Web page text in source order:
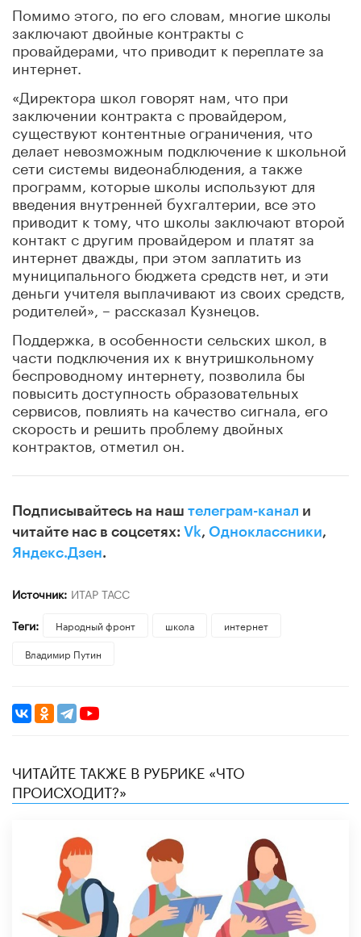
Помимо этого, по его словам, многие школы
заключают двойные контракты с
провайдерами, что приводит к переплате за
интернет.
«Директора школ говорят нам, что при
заключении контракта с провайдером,
существуют контентные ограничения, что
делает невозможным подключение к школьной
сети системы видеонаблюдения, а также
программ, которые школы используют для
введения внутренней бухгалтерии, все это
приводит к тому, что школы заключают второй
контакт с другим провайдером и платят за
интернет дважды, при этом заплатить из
муниципального бюджета средств нет, и эти
деньги учителя выплачивают из своих средств,
родителей», – рассказал Кузнецов.
Поддержка, в особенности сельских школ, в
части подключения их к внутришкольному
беспроводному интернету, позволила бы
повысить доступность образовательных
сервисов, повлиять на качество сигнала, его
скорость и решить проблему двойных
контрактов, отметил он.
Подписывайтесь на наш телеграм-канал и
читайте нас в соцсетях: Vk, Одноклассники,
Яндекс.Дзен.
Источник: ИТАР ТАСС
Теги:
Народный фронт школа
интернет
Владимир Путин
ЧИТАЙТЕ ТАКЖЕ В РУБРИКЕ «ЧТО
ПРОИСХОДИТ?»